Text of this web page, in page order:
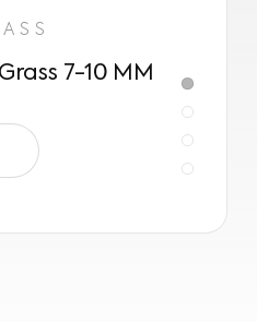
7-10 MM